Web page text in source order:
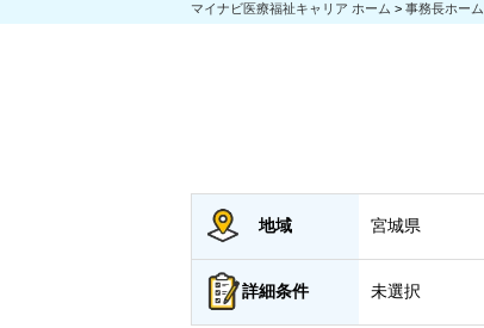
マイナビ医療福祉キャリア ホーム > 事務長ホーム
地域 宮城県
詳細条件 未選択